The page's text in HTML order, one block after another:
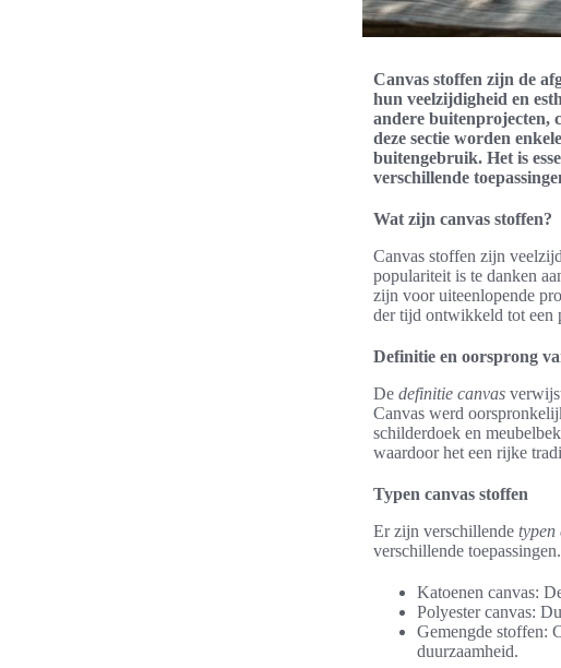
Canvas stoffen zijn de
hun veelzijdigheid en
andere buitenprojecten,
deze sectie worden
buitengebruik. Het is
verschillende
Wat zijn canvas stoffen?
Canvas stoffen zijn
populariteit is te danken
zijn voor uiteenlopende
der tijd ontwikkeld tot een
Definitie en oorsprong
De definitie canvas
Canvas werd
schilderdoek en
waardoor het een rijke
Typen canvas stoffen
Er zijn verschillende typen
verschillende
Katoenen canvas:
Polyester canvas:
Gemengde stoffen:
duurzaamheid.